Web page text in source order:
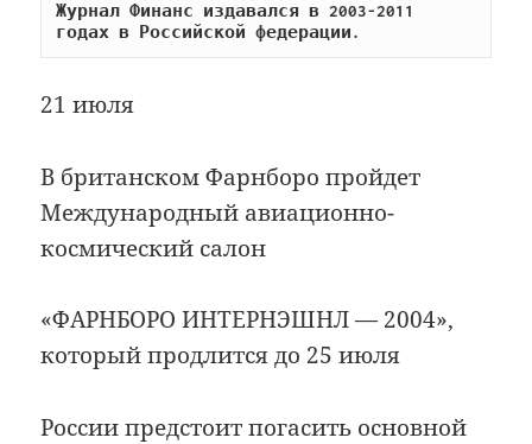
Журнал Финанс издавался в 2003-2011
годах в Российской федерации.
21 июля
В британском Фарнборо пройдет
Международный авиационно-
космический салон
«ФАРНБОРО ИНТЕРНЭШНЛ — 2004»,
который продлится до 25 июля
России предстоит погасить основной